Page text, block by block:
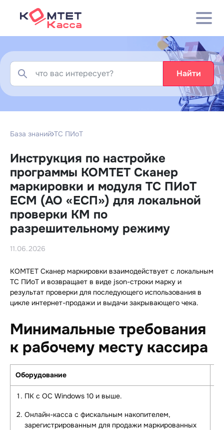
Найти
База знаний ТС ПИоТ
Инструкция по настройке
программы КОМТЕТ Сканер
маркировки и модуля ТС ПИоТ
ЕСМ (АО «ЕСП») для локальной
проверки КМ по
разрешительному режиму
11.06.2026
КОМТЕТ Сканер маркировки взаимодействует с локальным
ТС ПИоТ и возвращает в виде json-строки марку и
результат проверки для последующего использования в
цикле интернет-продажи и выдачи закрывающего чека.
Минимальные требования
к рабочему месту кассира
Оборудование
ПК с ОС Windows 10 и выше.
Онлайн-касса с фискальным накопителем,
зарегистрированным для продажи маркированных